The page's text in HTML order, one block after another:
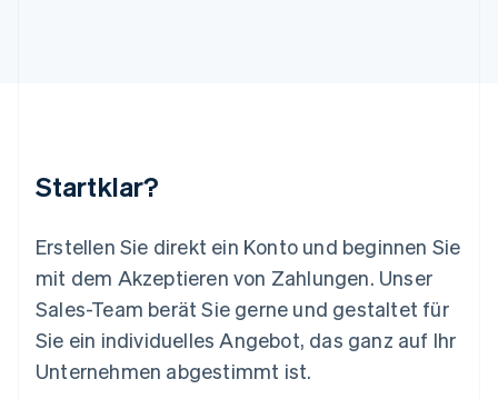
Startklar?
Erstellen Sie direkt ein Konto und beginnen Sie
mit dem Akzeptieren von Zahlungen. Unser
Sales-Team berät Sie gerne und gestaltet für
Sie ein individuelles Angebot, das ganz auf Ihr
Unternehmen abgestimmt ist.
Mexiko
English
Niederlande
Nederlands English
Norwegen
English
Österreich